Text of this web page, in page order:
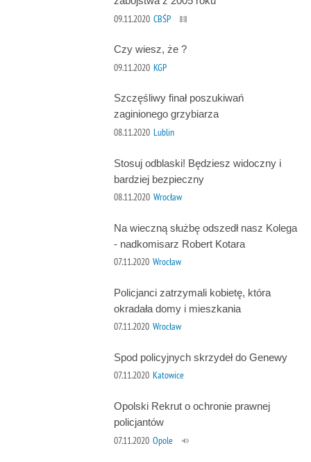
09.11.2020 CBŚP
Czy wiesz, że ?
09.11.2020 KGP
Szczęśliwy finał poszukiwań
zaginionego grzybiarza
08.11.2020 Lublin
Stosuj odblaski! Będziesz widoczny i
bardziej bezpieczny
08.11.2020 Wrocław
Na wieczną służbę odszedł nasz Kolega
- nadkomisarz Robert Kotara
07.11.2020 Wrocław
Policjanci zatrzymali kobietę, która
okradała domy i mieszkania
07.11.2020 Wrocław
Spod policyjnych skrzydeł do Genewy
07.11.2020 Katowice
Opolski Rekrut o ochronie prawnej
policjantów
07.11.2020 Opole